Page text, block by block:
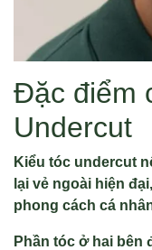
Đặc điểm
Undercut
Kiểu tóc undercut
lại vẻ ngoài hiện
phong cách cá
Phần tóc ở hai